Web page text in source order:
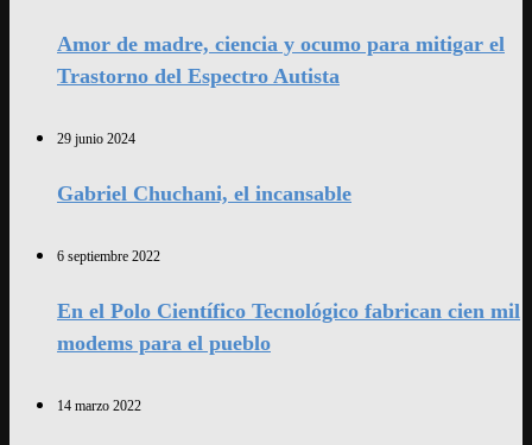
Amor de madre, ciencia y ocumo para mitigar el
Trastorno del Espectro Autista
29 junio 2024
Gabriel Chuchani, el incansable
6 septiembre 2022
En el Polo Científico Tecnológico fabrican cien mil
modems para el pueblo
14 marzo 2022